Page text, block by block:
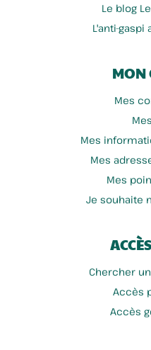
Le blog
L'anti-gaspi
MON
Mes
Mes
Mes
Mes
Je souhaite
Chercher
Accès
Accès